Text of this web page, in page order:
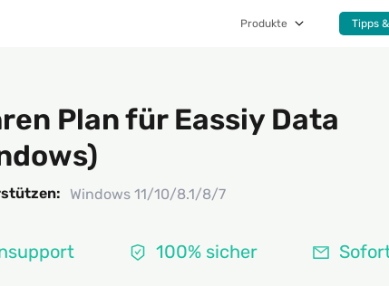
Produkte Tipps
Plan für Eassiy Data
Windows 11/10/8.1/8/7
100% sicher